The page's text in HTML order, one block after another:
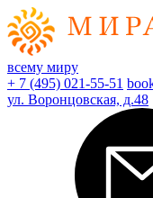
всему миру
+ 7 (495) 021-55-51
ул. Воронцовская, д.48